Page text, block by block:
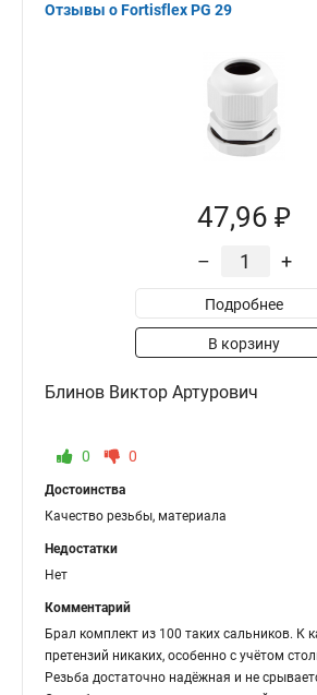
Отзывы о Fortisflex PG 29
47,96 ₽
– +
Подробнее
В корзину
Блинов Виктор Артурович
0 0
Достоинства
Качество резьбы, материала
Недостатки
Нет
Комментарий
Брал комплект из 100 таких сальников. К
претензий никаких, особенно с учётом
Резьба достаточно надёжная и не